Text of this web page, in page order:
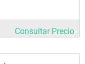
Consultar Precio